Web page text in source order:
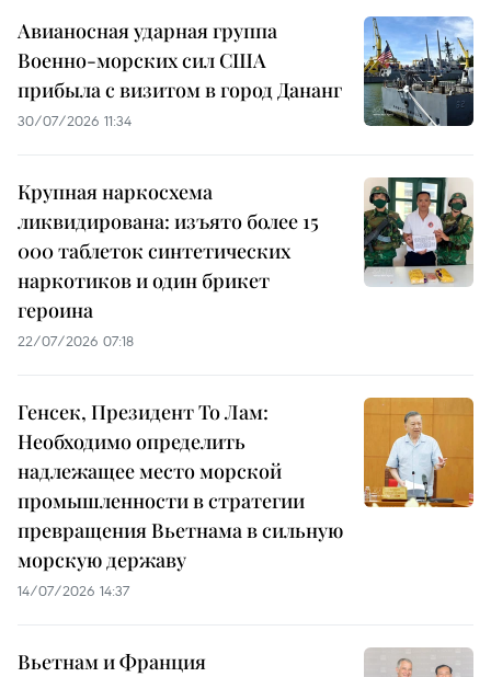
Авианосная ударная группа
Военно-морских сил США
прибыла с визитом в город Дананг
30/07/2026 11:34
Крупная наркосхема
ликвидирована: изъято более 15
000 таблеток синтетических
наркотиков и один брикет
героина
22/07/2026 07:18
Генсек, Президент То Лам:
Необходимо определить
надлежащее место морской
промышленности в стратегии
превращения Вьетнама в сильную
морскую державу
14/07/2026 14:37
Вьетнам и Франция